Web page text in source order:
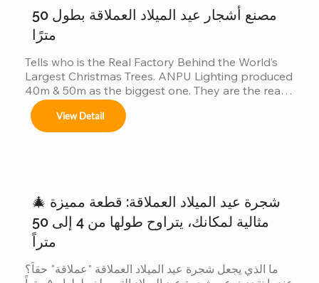
فحسب......
مصنع أشجار عيد الميلاد العملاقة بطول 50
مترًا
Tells who is the Real Factory Behind the World’s
Largest Christmas Trees. ANPU Lighting produced
40m & 50m as the biggest one. They are the real
China factory for Giant Christmas Tree.
View Detail
🎄 شجرة عيد الميلاد العملاقة: قطعة مميزة
مثالية لمكانك، يتراوح طولها من 4 إلى 50
متراً
ما الذي يجعل شجرة عيد الميلاد العملاقة "عملاقة" حقاً؟